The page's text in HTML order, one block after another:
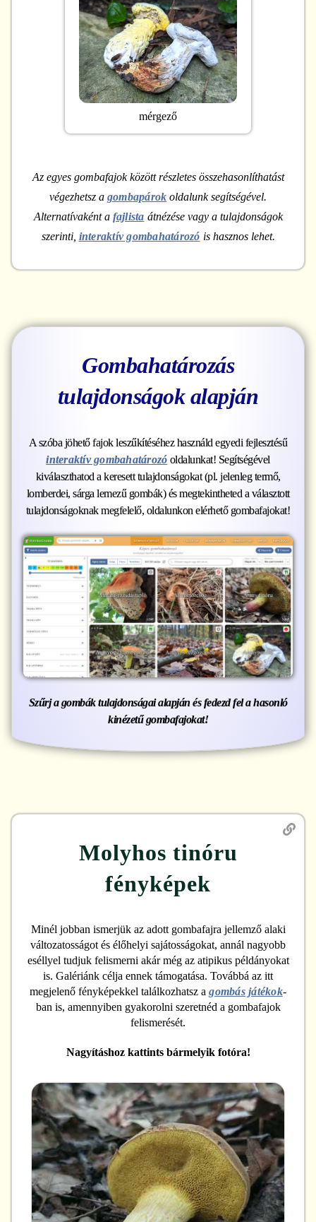
mérgező
Az egyes gombafajok között részletes összehasonlíthatást
végezhetsz a gombapárok oldalunk segítségével.
Alternatívaként a fajlista átnézése vagy a tulajdonságok
szerinti, interaktív gombahatározó is hasznos lehet.
Gombahatározás
tulajdonságok alapján
A szóba jöhető fajok leszűkítéséhez használd egyedi fejlesztésű
interaktív gombahatározó oldalunkat! Segítségével
kiválaszthatod a keresett tulajdonságokat (pl. jelenleg termő,
lomberdei, sárga lemezű gombák) és megtekintheted a választott
tulajdonságoknak megfelelő, oldalunkon elérhető gombafajokat!
Szűrj a gombák tulajdonságai alapján és fedezd fel a hasonló
kinézetű gombafajokat!
Molyhos tinóru
fényképek
Minél jobban ismerjük az adott gombafajra jellemző alaki
változatosságot és élőhelyi sajátosságokat, annál nagyobb
eséllyel tudjuk felismerni akár még az atipikus példányokat
is. Galériánk célja ennek támogatása. Továbbá az itt
megjelenő fényképekkel találkozhatsz a gombás játékok-
ban is, amennyiben gyakorolni szeretnéd a gombafajok
felismerését.
Nagyításhoz kattints bármelyik fotóra!